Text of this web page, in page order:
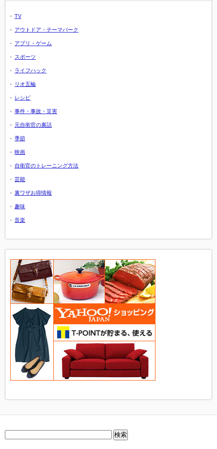
TV
アウトドア・テーマパーク
アプリ・ゲーム
スポーツ
ライフハック
リオ五輪
レシピ
事件・事故・災害
元自衛官の裏話
季節
映画
自衛官のトレーニング方法
芸能
裏ワザお得情報
趣味
音楽